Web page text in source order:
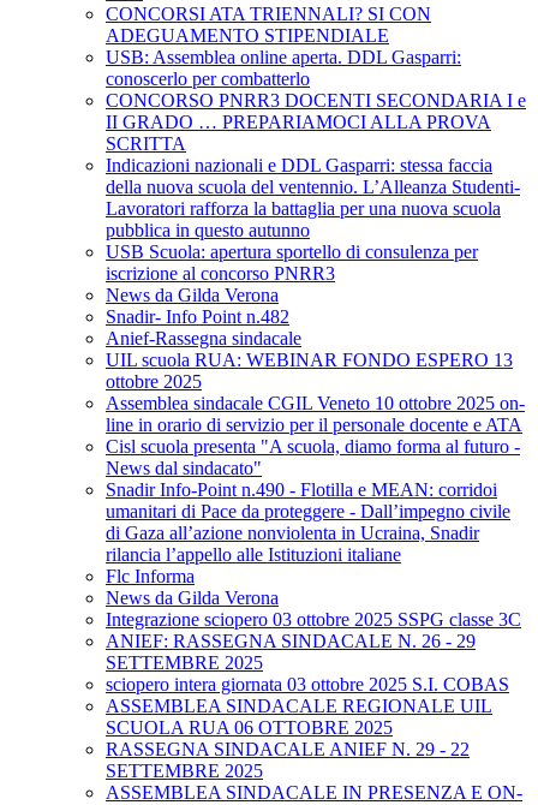
CONCORSI ATA TRIENNALI? SI CON
ADEGUAMENTO STIPENDIALE
USB: Assemblea online aperta. DDL Gasparri:
conoscerlo per combatterlo
CONCORSO PNRR3 DOCENTI SECONDARIA I e
II GRADO … PREPARIAMOCI ALLA PROVA
SCRITTA
Indicazioni nazionali e DDL Gasparri: stessa faccia
della nuova scuola del ventennio. L’Alleanza Studenti-
Lavoratori rafforza la battaglia per una nuova scuola
pubblica in questo autunno
USB Scuola: apertura sportello di consulenza per
iscrizione al concorso PNRR3
News da Gilda Verona
Snadir- Info Point n.482
Anief-Rassegna sindacale
UIL scuola RUA: WEBINAR FONDO ESPERO 13
ottobre 2025
Assemblea sindacale CGIL Veneto 10 ottobre 2025 on-
line in orario di servizio per il personale docente e ATA
Cisl scuola presenta "A scuola, diamo forma al futuro -
News dal sindacato"
Snadir Info-Point n.490 - Flotilla e MEAN: corridoi
umanitari di Pace da proteggere - Dall’impegno civile
di Gaza all’azione nonviolenta in Ucraina, Snadir
rilancia l’appello alle Istituzioni italiane
Flc Informa
News da Gilda Verona
Integrazione sciopero 03 ottobre 2025 SSPG classe 3C
ANIEF: RASSEGNA SINDACALE N. 26 - 29
SETTEMBRE 2025
sciopero intera giornata 03 ottobre 2025 S.I. COBAS
ASSEMBLEA SINDACALE REGIONALE UIL
SCUOLA RUA 06 OTTOBRE 2025
RASSEGNA SINDACALE ANIEF N. 29 - 22
SETTEMBRE 2025
ASSEMBLEA SINDACALE IN PRESENZA E ON-